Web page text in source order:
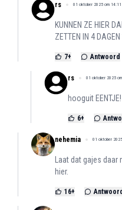
rs 01 oktober 2025 om 14:11
KUNNEN ZE HIER
ZETTEN IN 4 DAGEN
7+ Antwoord
rs 01 oktober 2025
hooguit EENTJE!
6+
nehemia 01 oktober
Laat dat gajes
hier.
16+ Antwoord